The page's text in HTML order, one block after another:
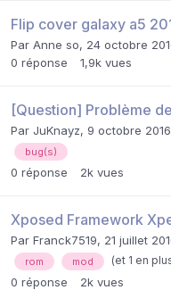
Flip cover galaxy a5
Par Anne so, 24 octobre
0 réponse 1,9k vues
[Question] Problème
Par JuKnayz, 9 octobre 2016
bug(s)
0 réponse 2k vues
Xposed Framework
Par Franck7519, 21 juillet
rom mod (et 1 en
0 réponse 2k vues